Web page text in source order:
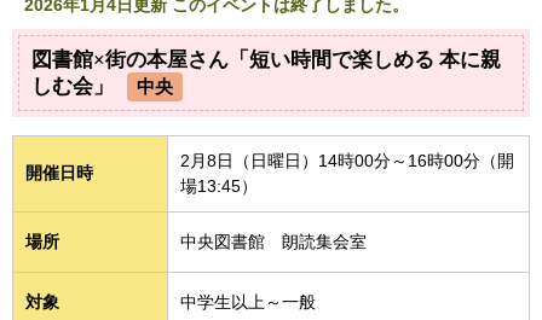
2026年1月4日更新 このイベントは終了しました。
図書館×街の本屋さん「短い時間で楽しめる 本に親
しむ会」
中央
開催日時
2月8日（日曜日）14時00分～16時00分（開
場13:45）
場所 中央図書館 朗読集会室
対象 中学生以上～一般